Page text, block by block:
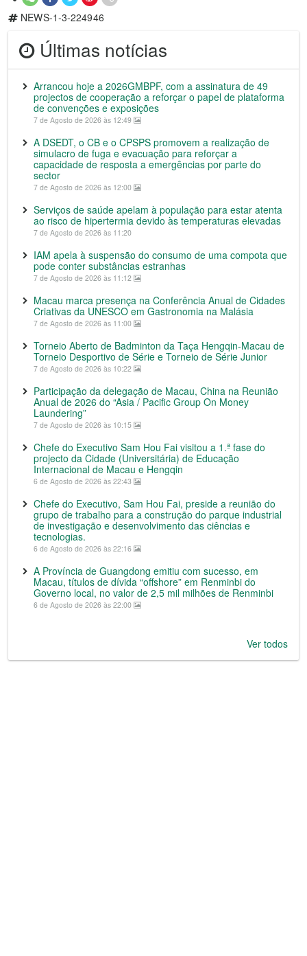
NEWS-1-3-224946
Últimas notícias
Arrancou hoje a 2026GMBPF, com a assinatura de 49
projectos de cooperação a reforçar o papel de plataforma
de convenções e exposições
7 de Agosto de 2026 às 12:49
A DSEDT, o CB e o CPSPS promovem a realização de
simulacro de fuga e evacuação para reforçar a
capacidade de resposta a emergências por parte do
sector
7 de Agosto de 2026 às 12:00
Serviços de saúde apelam à população para estar atenta
ao risco de hipertermia devido às temperaturas elevadas
7 de Agosto de 2026 às 11:20
IAM apela à suspensão do consumo de uma compota que
pode conter substâncias estranhas
7 de Agosto de 2026 às 11:12
Macau marca presença na Conferência Anual de Cidades
Criativas da UNESCO em Gastronomia na Malásia
7 de Agosto de 2026 às 11:00
Torneio Aberto de Badminton da Taça Hengqin-Macau de
Torneio Desportivo de Série e Torneio de Série Junior
7 de Agosto de 2026 às 10:22
Participação da delegação de Macau, China na Reunião
Anual de 2026 do “Asia / Pacific Group On Money
Laundering”
7 de Agosto de 2026 às 10:15
Chefe do Executivo Sam Hou Fai visitou a 1.ª fase do
projecto da Cidade (Universitária) de Educação
Internacional de Macau e Hengqin
6 de Agosto de 2026 às 22:43
Chefe do Executivo, Sam Hou Fai, preside a reunião do
grupo de trabalho para a construção do parque industrial
de investigação e desenvolvimento das ciências e
tecnologias.
6 de Agosto de 2026 às 22:16
A Província de Guangdong emitiu com sucesso, em
Macau, títulos de dívida “offshore” em Renminbi do
Governo local, no valor de 2,5 mil milhões de Renminbi
6 de Agosto de 2026 às 22:00
Ver todos